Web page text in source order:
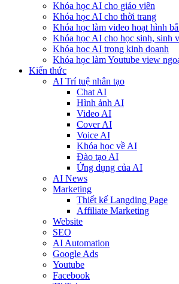
Khóa học AI cho giáo viên
Khóa học AI cho thời trang
Khóa học làm video hoạt hình
Khóa học AI cho học sinh, sinh
Khóa hoc AI trong kinh doanh
Khóa học làm Youtube view
Kiến thức
AI Trí tuệ nhân tạo
Chat AI
Hình ảnh AI
Video AI
Cover AI
Voice AI
Khóa học về AI
Đào tạo AI
Ứng dụng của AI
AI News
Marketing
Thiết kế Langding Page
Affiliate Marketing
Website
SEO
AI Automation
Google Ads
Youtube
Facebook